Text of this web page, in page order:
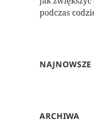
podczas
ARCHIWA